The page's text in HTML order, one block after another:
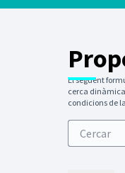
El següent
cerca
condicions de